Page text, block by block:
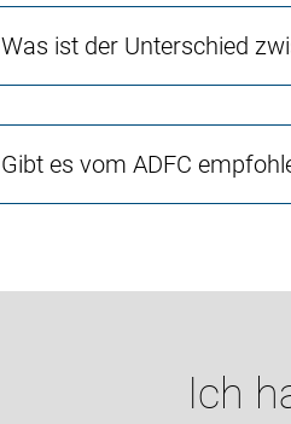
Was ist der Unterschied
Gibt es vom ADFC
Ich